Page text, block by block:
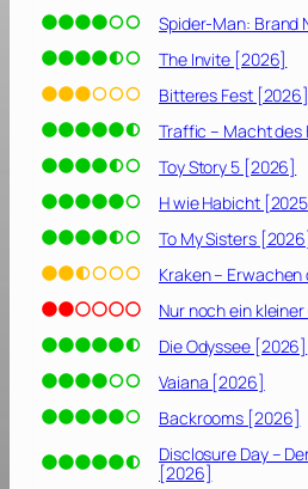
]
Spider-Man: Brand
The Invite [2026]
Bitteres Fest [2026]
Traffic – Macht
Toy Story 5 [2026]
H wie Habicht
To My Sisters
Kraken –
Nur noch ein
Die Odyssee [2026]
Vaiana [2026]
Backrooms [2026]
Disclosure Day –
[2026]